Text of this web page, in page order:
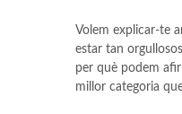
Volem explicar-te
estar tan
per què podem
millor categoria